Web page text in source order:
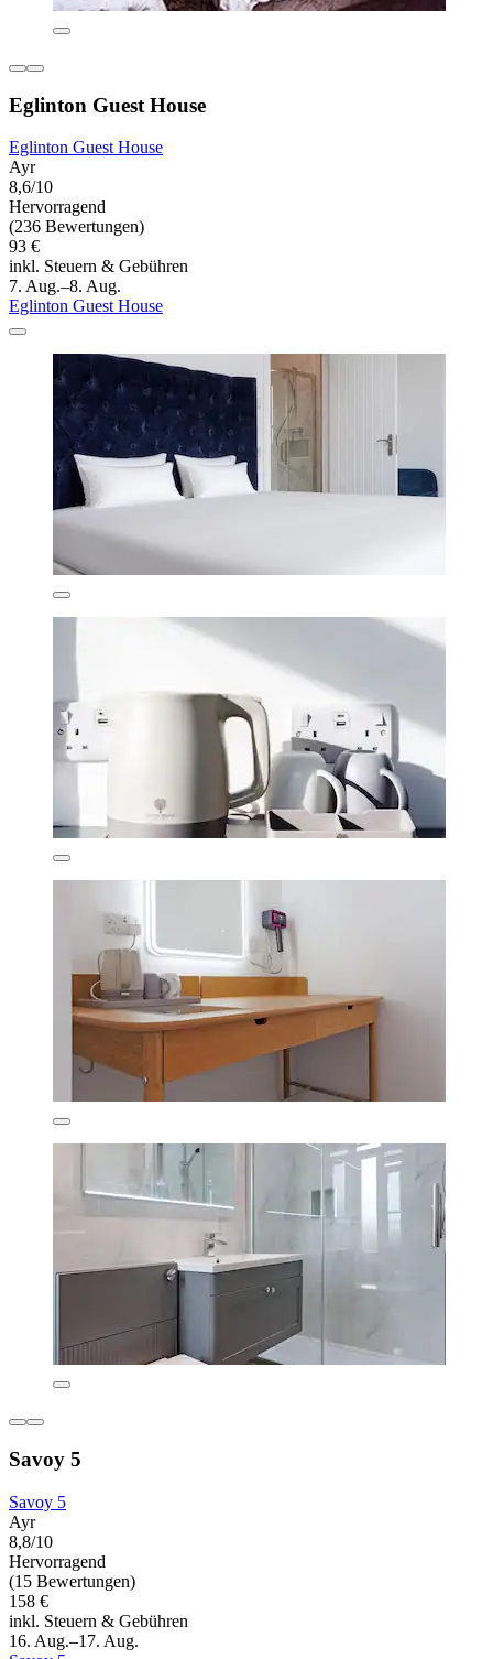
Eglinton Guest House
Eglinton Guest House
Ayr
8,6/10
Hervorragend
(236 Bewertungen)
93 €
inkl. Steuern & Gebühren
7. Aug.–8. Aug.
Eglinton Guest House
Savoy 5
Savoy 5
Ayr
8,8/10
Hervorragend
(15 Bewertungen)
158 €
inkl. Steuern & Gebühren
16. Aug.–17. Aug.